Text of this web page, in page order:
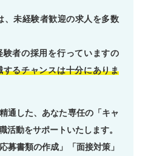
、未経験者歓迎の求人を多数
者の採用を行っていますの
るチャンスは十分にありま
通した、あなた専任の「キャ
活動をサポートいたします。
募書類の作成」「面接対策」